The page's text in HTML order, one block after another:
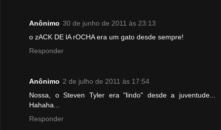
Anônimo 30 de junho de 2011 às 23:13
o zACK DE lA rOCHA era um gato desde sempre!
Responder
Anônimo 2 de julho de 2011 às 17:54
Nossa, o Steven Tyler era "lindo" desde a juventude...
Hahaha...
Responder